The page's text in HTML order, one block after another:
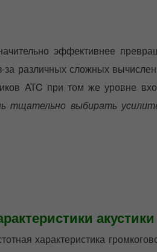
эффективнее
за различных сложных
ATC при том же уровне
тщательно выбирать
акустики
характеристика